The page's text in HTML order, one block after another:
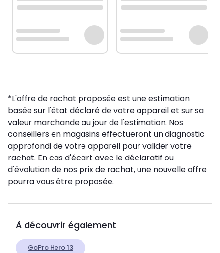
*L'offre de rachat proposée est une estimation
basée sur l'état déclaré de votre appareil et sur sa
valeur marchande au jour de l'estimation. Nos
conseillers en magasins effectueront un diagnostic
approfondi de votre appareil pour valider votre
rachat. En cas d'écart avec le déclaratif ou
d'évolution de nos prix de rachat, une nouvelle offre
pourra vous être proposée.
À découvrir également
GoPro Hero 13